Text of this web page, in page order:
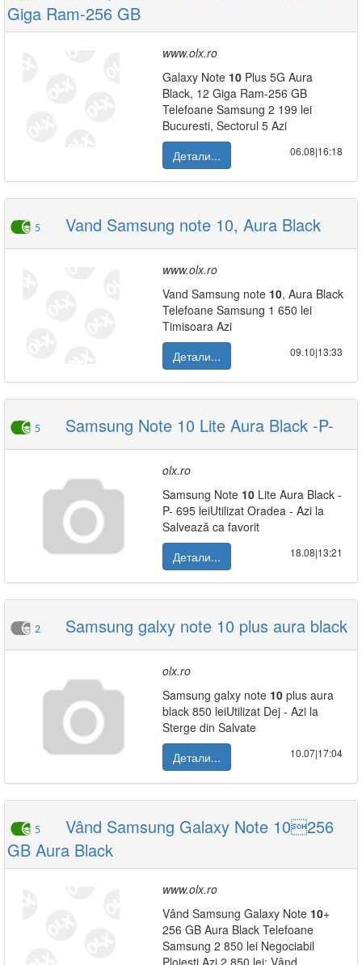
Giga Ram-256 GB
www.olx.ro
Galaxy Note 10 Plus 5G Aura
Black, 12 Giga Ram-256 GB
Telefoane Samsung 2 199 lei
Bucuresti, Sectorul 5 Azi
Детали...
06.08|16:18
5 Vand Samsung note 10, Aura Black
www.olx.ro
Vand Samsung note 10, Aura Black
Telefoane Samsung 1 650 lei
Timisoara Azi
Детали...
09.10|13:33
5 Samsung Note 10 Lite Aura Black -P-
olx.ro
Samsung Note 10 Lite Aura Black -
P- 695 leiUtilizat Oradea - Azi la
Salvează ca favorit
Детали...
18.08|13:21
2 Samsung galxy note 10 plus aura black
olx.ro
Samsung galxy note 10 plus aura
black 850 leiUtilizat Dej - Azi la
Sterge din Salvate
Детали...
10.07|17:04
5
Vând Samsung Galaxy Note 10256
GB Aura Black
www.olx.ro
Vând Samsung Galaxy Note 10+
256 GB Aura Black Telefoane
Samsung 2 850 lei Negociabil
Ploiesti Azi 2 850 lei: Vând